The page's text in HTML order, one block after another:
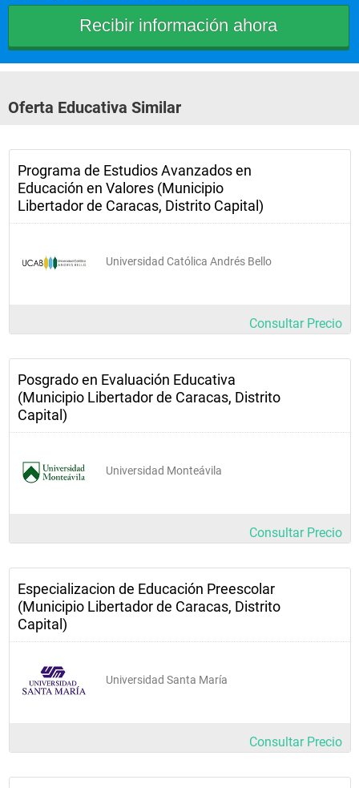
Oferta Educativa Similar
Programa de Estudios Avanzados en
Educación en Valores (Municipio
Libertador de Caracas, Distrito Capital)
Universidad Católica Andrés Bello
Consultar Precio
Posgrado en Evaluación Educativa
(Municipio Libertador de Caracas, Distrito
Capital)
Universidad Monteávila
Consultar Precio
Especializacion de Educación Preescolar
(Municipio Libertador de Caracas, Distrito
Capital)
Universidad Santa María
Consultar Precio